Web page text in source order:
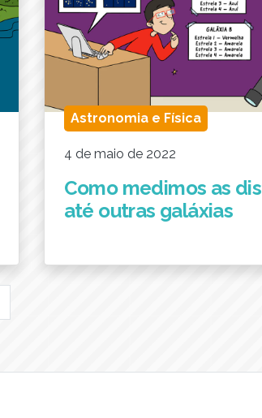
Astronomia e Física
4 de maio de 2022
Como medimos as
até outras galáxias